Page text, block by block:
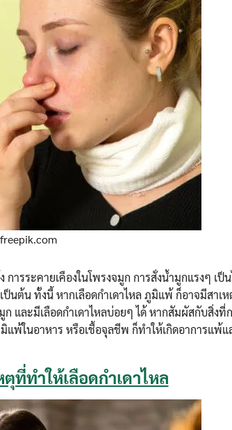
ารระคายเคืองในโพรงจมูก การสั่งน้ำมูกแรงๆ เป็
นต้น ทั้งนี้ หากเลือดกำเดาไหล ภูมิแพ้ ก็อาจมีสาเห
และมีเลือดกำเดาไหลบ่อยๆ ได้ หากสัมผัสกับสิ่งที่
พ้ในอาหาร หรือเชื้อจุลชีพ ก็ทำให้เกิดอาการแพ้แ
ที่ทำให้เลือดกำเดาไหล